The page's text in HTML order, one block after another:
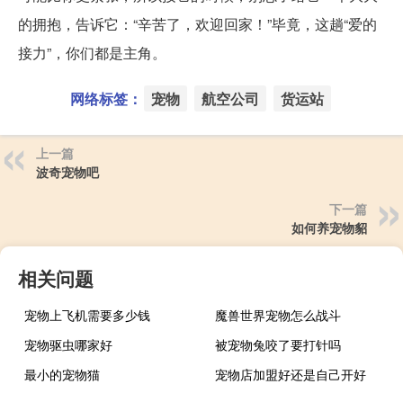
的拥抱，告诉它：“辛苦了，欢迎回家！”毕竟，这趟“爱的
接力”，你们都是主角。
网络标签： 宠物 航空公司 货运站
上一篇
波奇宠物吧
下一篇
如何养宠物貂
相关问题
宠物上飞机需要多少钱
魔兽世界宠物怎么战斗
宠物驱虫哪家好
被宠物兔咬了要打针吗
最小的宠物猫
宠物店加盟好还是自己开好